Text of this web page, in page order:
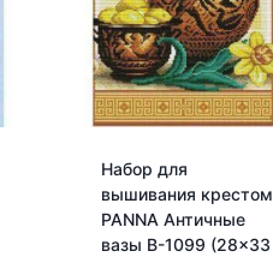
Набор для
вышивания крестом
PANNA Античные
вазы В-1099 (28×33